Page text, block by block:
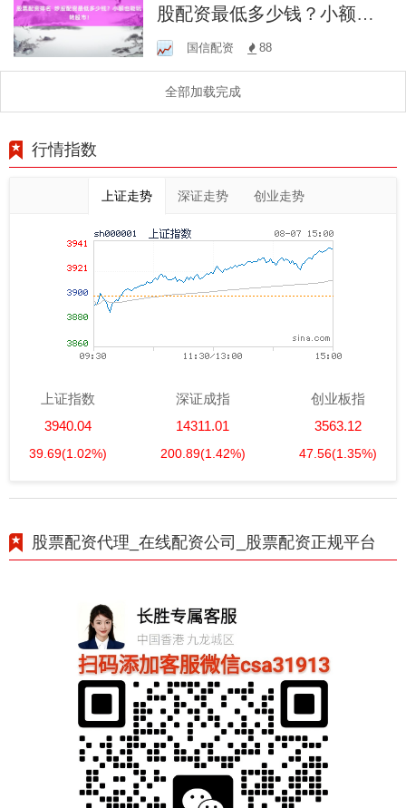
股配资最低多少钱？小额也
能玩转股市！
国信配资 88
全部加载完成
行情指数
上证走势 深证走势 创业走势
上证指数
3940.04
39.69(1.02%)
深证成指
14311.01
200.89(1.42%)
创业板指
3563.12
47.56(1.35%)
股票配资代理_在线配资公司_股票配资正规平台